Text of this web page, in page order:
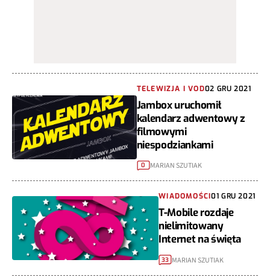
TELEWIZJA I VOD02 GRU 2021
Jambox uruchomił
kalendarz adwentowy z
filmowymi
niespodziankami
0 MARIAN SZUTIAK
WIADOMOŚCI01 GRU 2021
T-Mobile rozdaje
nielimitowany
Internet na święta
33 MARIAN SZUTIAK